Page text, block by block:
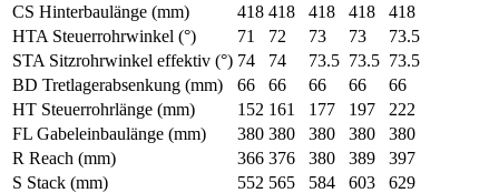
CS Hinterbaulänge (mm)
418 418 418 418
418
HTA Steuerrohrwinkel (°)
71 72 73 73
73.5
STA Sitzrohrwinkel effektiv (°) 74 74 73.5 73.5 73.5
BD Tretlagerabsenkung (mm)
66 66 66 66
66
HT Steuerrohrlänge (mm)
152 161 177 197
222
FL Gabeleinbaulänge (mm)
380 380 380 380
380
R Reach (mm)
366 376 380 389
397
S Stack (mm)
552 565 584 603
629